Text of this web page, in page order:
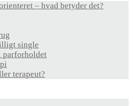
– hvad betyder det?
single
parforholdet
terapeut?